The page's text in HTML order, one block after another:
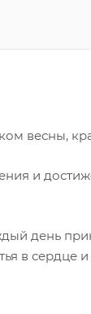
весны,
и
день
в сердце